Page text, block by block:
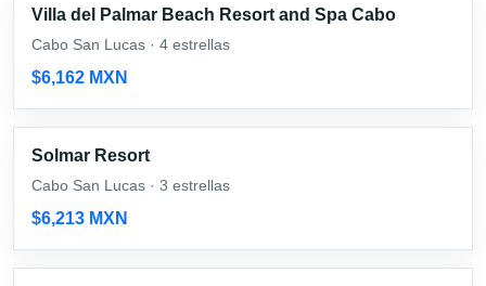
Villa del Palmar Beach Resort and Spa Cabo
Cabo San Lucas · 4 estrellas
$6,162 MXN
Solmar Resort
Cabo San Lucas · 3 estrellas
$6,213 MXN